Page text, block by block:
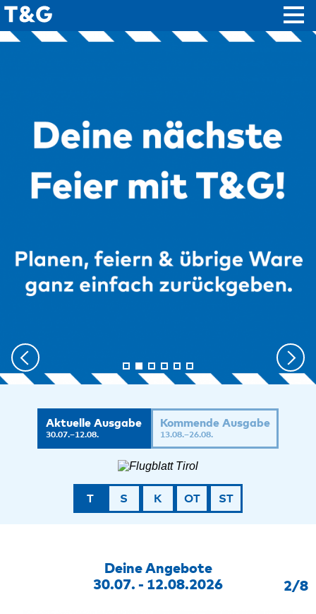
Aktuelle Ausgabe
30.07.–12.08.
Kommende Ausgabe
13.08.–26.08.
T S K OT ST
Deine Angebote
30.07. - 12.08.2026
2/8